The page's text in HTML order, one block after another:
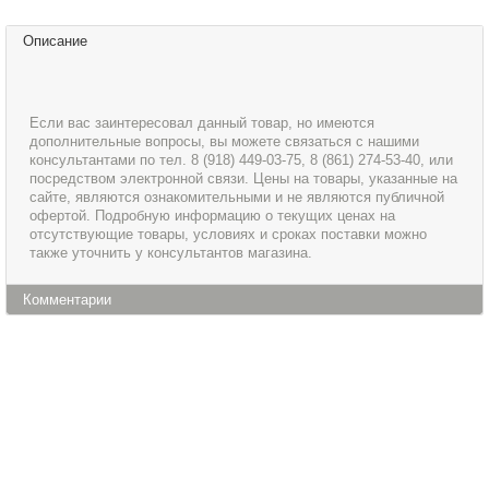
Описание
Если вас заинтересовал данный товар, но имеются
дополнительные вопросы, вы можете связаться с нашими
консультантами по тел. 8 (918) 449-03-75, 8 (861) 274-53-40, или
посредством электронной связи. Цены на товары, указанные на
сайте, являются ознакомительными и не являются публичной
офертой. Подробную информацию о текущих ценах на
отсутствующие товары, условиях и сроках поставки можно
также уточнить у консультантов магазина.
Комментарии